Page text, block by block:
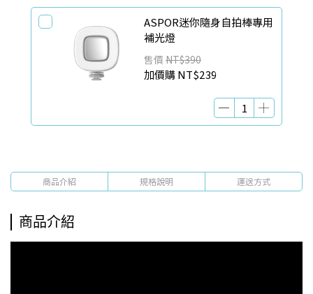
ASPOR迷你隨身自拍棒專用
補光燈
售價 NT$390
加價購NT$239
商品介紹 規格說明 運送方式
商品介紹